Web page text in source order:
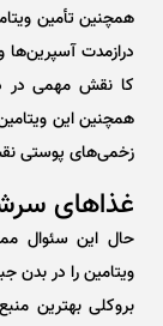
همچنین تأمین
درازمدت آسپرین‌ها
کا نقش مهمی در
همچنین این
زخمی‌های پوستی
غذاهای
حال این سئوال
ویتامین را در بدن
بروکلی بهترین